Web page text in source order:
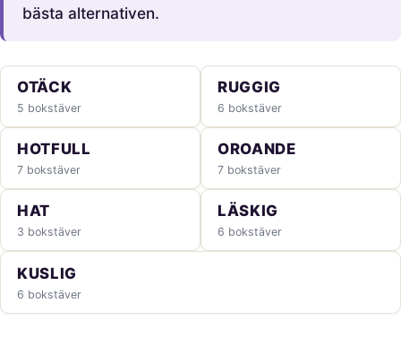
bästa alternativen.
OTÄCK
5 bokstäver
RUGGIG
6 bokstäver
HOTFULL
7 bokstäver
OROANDE
7 bokstäver
HAT
3 bokstäver
LÄSKIG
6 bokstäver
KUSLIG
6 bokstäver